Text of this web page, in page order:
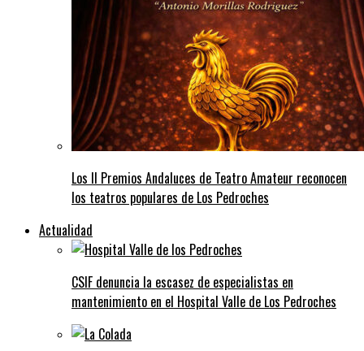
Los II Premios Andaluces de Teatro Amateur reconocen
los teatros populares de Los Pedroches
Actualidad
CSIF denuncia la escasez de especialistas en
mantenimiento en el Hospital Valle de Los Pedroches